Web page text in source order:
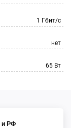
1 Гбит/с
нет
65 Вт
и РФ